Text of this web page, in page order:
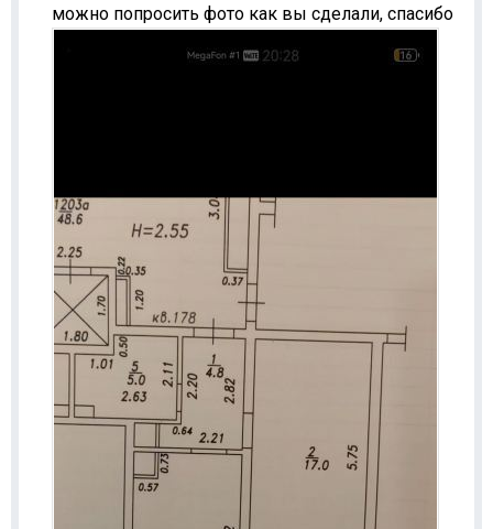
можно попросить фото как вы сделали, спасибо